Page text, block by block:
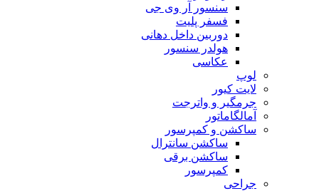
سنسور آر وی جی
فسفر پلیت
دوربین داخل دهانی
هولدر سنسور
عکاسی
لوپ
لایت کیور
جرمگیر و واترجت
آمالگاماتور
ساکشن و کمپرسور
ساکشن سانترال
ساکشن برقی
کمپرسور
جراحی